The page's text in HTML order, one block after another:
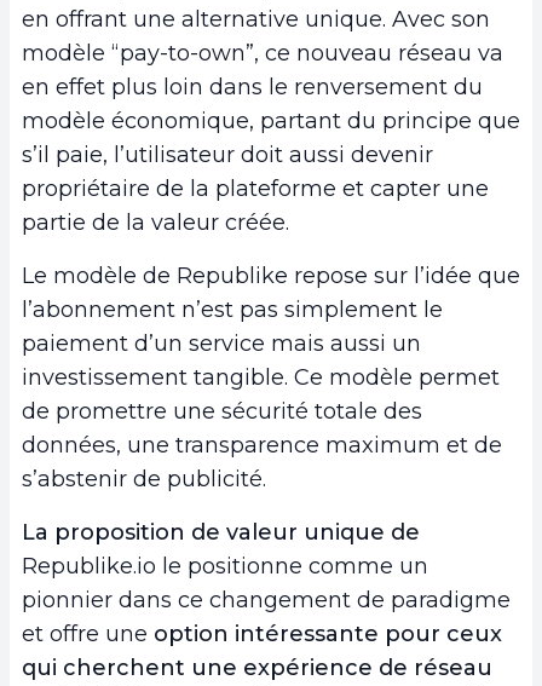
en offrant une alternative unique. Avec son
modèle “pay-to-own”, ce nouveau réseau va
en effet plus loin dans le renversement du
modèle économique, partant du principe que
s’il paie, l’utilisateur doit aussi devenir
propriétaire de la plateforme et capter une
partie de la valeur créée.
Le modèle de Republike repose sur l’idée que
l’abonnement n’est pas simplement le
paiement d’un service mais aussi un
investissement tangible. Ce modèle permet
de promettre une sécurité totale des
données, une transparence maximum et de
s’abstenir de publicité.
La proposition de valeur unique de
Republike.io le positionne comme un
pionnier dans ce changement de paradigme
et offre une option intéressante pour ceux
qui cherchent une expérience de réseau